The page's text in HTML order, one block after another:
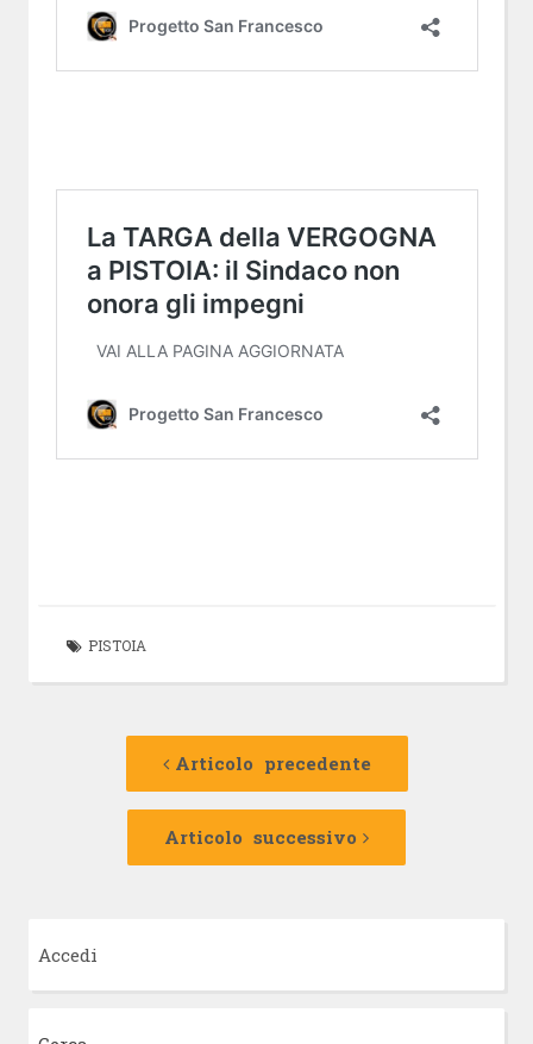
PISTOIA
Navigazione
Articolo precedente
Articolo
Articolo successivo
Articolo
Accedi